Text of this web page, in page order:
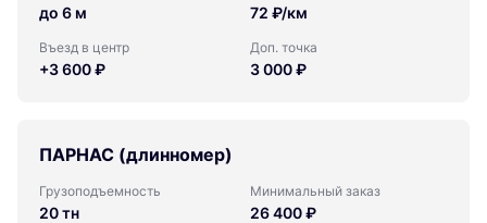
до 6 м 72 ₽/км
Въезд в центр
+3 600 ₽
Доп. точка
3 000 ₽
ПАРНАС (длинномер)
Грузоподъемность
20 тн
Минимальный заказ
26 400 ₽